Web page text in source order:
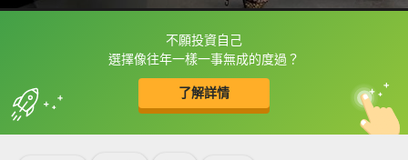
不願投資自己
選擇像往年一樣一事無成的度過？
了解詳情
框選或點兩下字幕可以直接查字典喔！
收錄佳句 中
英